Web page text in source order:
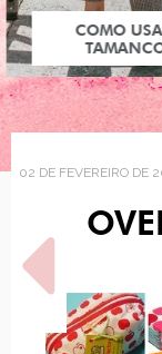
COMO
TAMANCO
02 DE FEVEREIRO DE